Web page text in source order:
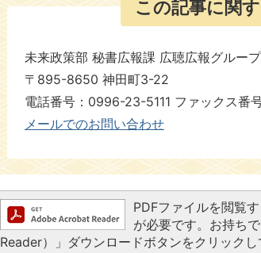
この記事に関
未来政策部 秘書広報課 広聴広報グループ
〒895-8650 神田町3-22
電話番号：0996-23-5111 ファックス番
メールでのお問い合わせ
PDFファイルを閲覧
が必要です。お持ち
Reader）」ダウンロードボタンをクリック